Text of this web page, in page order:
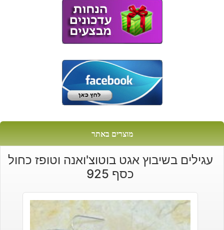
מוצרים באתר
עגילים בשיבוץ אגט בוטוצ'ואנה וטופז כחול
כסף 925